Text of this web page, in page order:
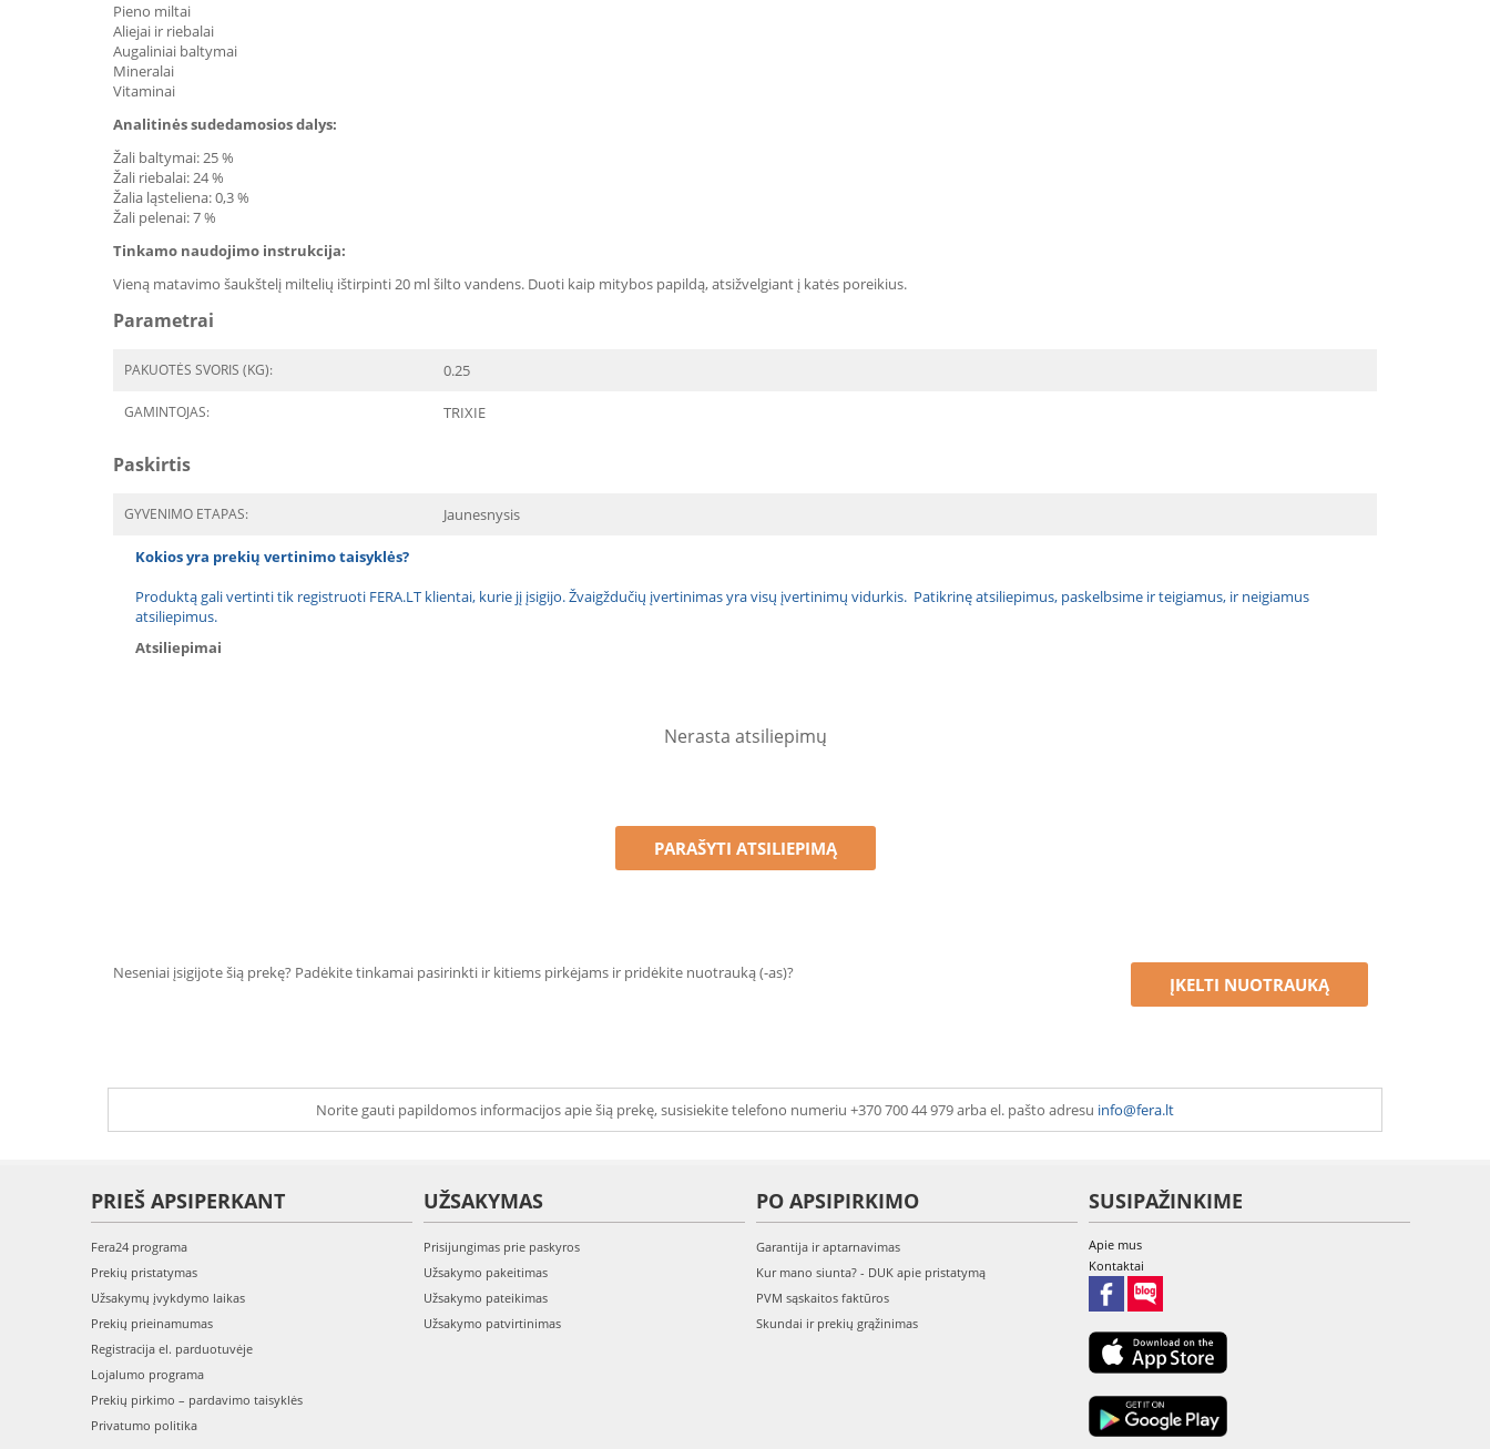
Pieno miltai
Aliejai ir riebalai
Augaliniai baltymai
Mineralai
Vitaminai
Analitinės sudedamosios dalys:
Žali baltymai: 25 %
Žali riebalai: 24 %
Žalia ląsteliena: 0,3 %
Žali pelenai: 7 %
Tinkamo naudojimo instrukcija:
Vieną matavimo šaukštelį miltelių ištirpinti 20 ml šilto vandens. Duoti kaip mitybos papildą, atsižvelgiant į katės poreikius.
Parametrai
PAKUOTĖS SVORIS (KG): 0.25
GAMINTOJAS: TRIXIE
Paskirtis
GYVENIMO ETAPAS: Jaunesnysis
Kokios yra prekių vertinimo taisyklės?
Produktą gali vertinti tik registruoti FERA.LT klientai, kurie jį įsigijo. Žvaigždučių įvertinimas yra visų įvertinimų vidurkis. Patikrinę atsiliepimus, paskelbsime ir teigiamus, ir neigiamus
atsiliepimus.
Atsiliepimai
Nerasta atsiliepimų
PARAŠYTI ATSILIEPIMĄ
Neseniai įsigijote šią prekę? Padėkite tinkamai pasirinkti ir kitiems pirkėjams ir pridėkite nuotrauką (-as)?
ĮKELTI NUOTRAUKĄ
Norite gauti papildomos informacijos apie šią prekę, susisiekite telefono numeriu +370 700 44 979 arba el. pašto adresu info@fera.lt
PRIEŠ APSIPERKANT
Fera24 programa
Prekių pristatymas
Užsakymų įvykdymo laikas
Prekių prieinamumas
Registracija el. parduotuvėje
Lojalumo programa
Prekių pirkimo – pardavimo taisyklės
Privatumo politika
UŽSAKYMAS
Prisijungimas prie paskyros
Užsakymo pakeitimas
Užsakymo pateikimas
Užsakymo patvirtinimas
PO APSIPIRKIMO
Garantija ir aptarnavimas
Kur mano siunta? - DUK apie pristatymą
PVM sąskaitos faktūros
Skundai ir prekių grąžinimas
SUSIPAŽINKIME
Apie mus
Kontaktai